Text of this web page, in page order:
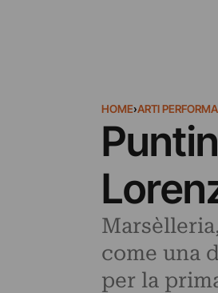
HOME›ARTI
come una
per la